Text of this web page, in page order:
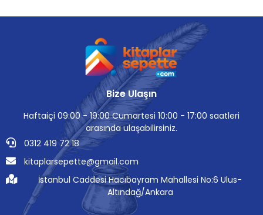
Bize Ulaşın
Haftaiçi 09:00 - 19:00 Cumartesi 10:00 - 17:00 saatleri
arasında ulaşabilirsiniz.
0312 419 72 18
kitaplarsepette@gmail.com
İstanbul Caddesi Hacıbayram Mahallesi No:6 Ulus-
Altındağ/Ankara